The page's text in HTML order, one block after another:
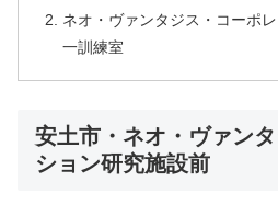
ネオ・ヴァンタジス・コーポ
一訓練室
安土市・ネオ・ヴァン
ション研究施設前